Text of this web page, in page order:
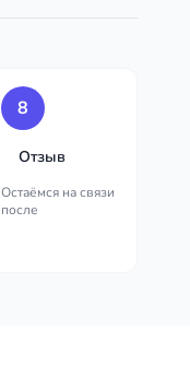
8
Отзыв
Остаёмся на связи
после